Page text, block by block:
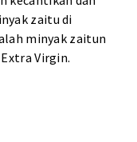
zaitu di
minyak zaitun
Virgin.